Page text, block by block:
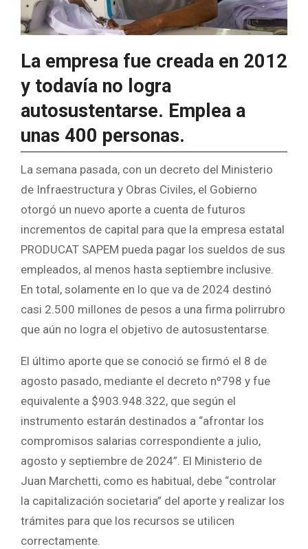
La empresa fue creada en 2012
y todavía no logra
autosustentarse. Emplea a
unas 400 personas.
La semana pasada, con un decreto del Ministerio
de Infraestructura y Obras Civiles, el Gobierno
otorgó un nuevo aporte a cuenta de futuros
incrementos de capital para que la empresa estatal
PRODUCAT SAPEM pueda pagar los sueldos de sus
empleados, al menos hasta septiembre inclusive.
En total, solamente en lo que va de 2024 destinó
casi 2.500 millones de pesos a una firma polirrubro
que aún no logra el objetivo de autosustentarse.
El último aporte que se conoció se firmó el 8 de
agosto pasado, mediante el decreto nº798 y fue
equivalente a $903.948.322, que según el
instrumento estarán destinados a “afrontar los
compromisos salarias correspondiente a julio,
agosto y septiembre de 2024”. El Ministerio de
Juan Marchetti, como es habitual, debe “controlar
la capitalización societaria” del aporte y realizar los
trámites para que los recursos se utilicen
correctamente.